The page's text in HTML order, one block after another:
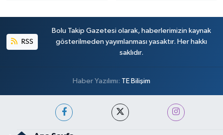
RSS
Bolu Takip Gazetesi olarak, haberlerimizin kaynak
gösterilmeden yayımlanması yasaktır. Her hakkı
saklıdır.
Haber Yazılımı: TE Bilişim